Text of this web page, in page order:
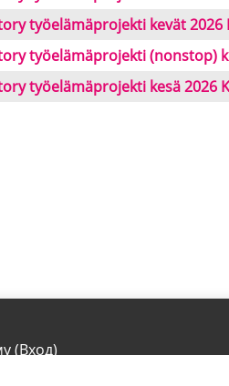
työelämäprojekti kevät 2026
työelämäprojekti (nonstop)
työelämäprojekti kesä 2026
(Вход)